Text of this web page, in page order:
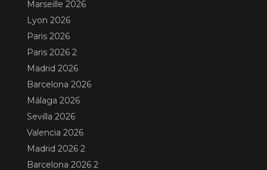
Marseille 2026
Lyon 2026
Paris 2026
Paris 2026 2
Madrid 2026
Barcelona 2026
Málaga 2026
Sevilla 2026
Valencia 2026
Madrid 2026 2
Barcelona 2026 2